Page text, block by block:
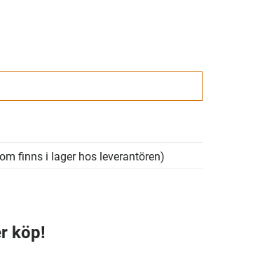
finns i lager hos leverantören)
köp!